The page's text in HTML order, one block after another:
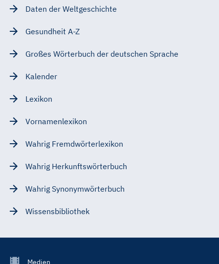
Daten der Weltgeschichte
Gesundheit A-Z
Großes Wörterbuch der deutschen Sprache
Kalender
Lexikon
Vornamenlexikon
Wahrig Fremdwörterlexikon
Wahrig Herkunftswörterbuch
Wahrig Synonymwörterbuch
Wissensbibliothek
FooterMedien